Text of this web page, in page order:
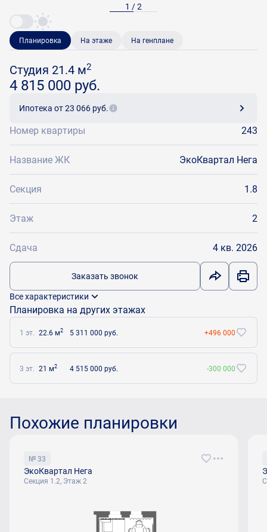
1 / 2
Планировка На этаже На генплане
Студия 21.4 м2
4 815 000 руб.
Ипотека от 23 066 руб.
Номер квартиры 243
Название ЖК ЭкоКвартал Нега
Секция 1.8
Этаж 2
Сдача 4 кв. 2026
Заказать звонок
Все характеристики
Планировка на других этажах
1 эт. 22.6 м2 5 311 000 руб. +496 000
3 эт. 21 м2 4 515 000 руб. -300 000
Похожие планировки
№ 33
ЭкоКвартал Нега
Секция 1.2, Этаж 2